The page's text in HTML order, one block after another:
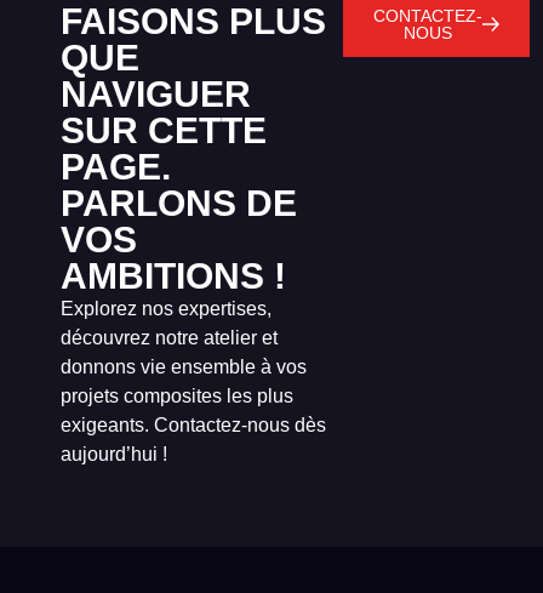
FAISONS PLUS
QUE
NAVIGUER
SUR CETTE
PAGE.
PARLONS DE
VOS
AMBITIONS !
Explorez nos expertises,
découvrez notre atelier et
donnons vie ensemble à vos
projets composites les plus
exigeants. Contactez-nous dès
aujourd’hui !
CONTACTEZ-
NOUS